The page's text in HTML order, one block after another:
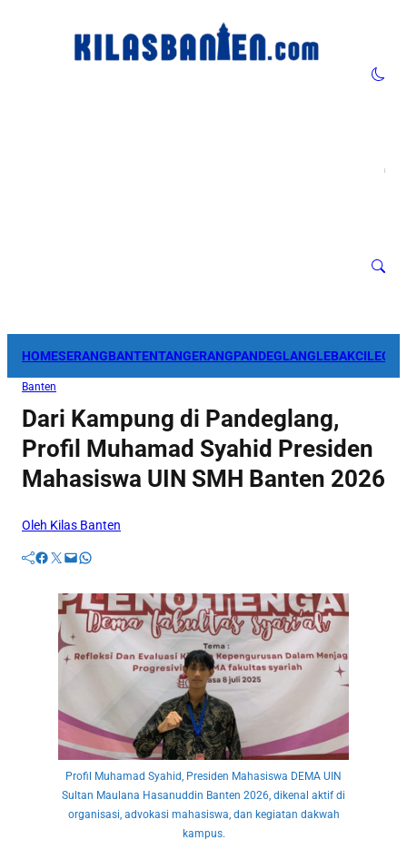
HOMESERANGBANTENTANGERANGPANDEGLANGLEBAK
Banten
Dari Kampung di Pandeglang,
Profil Muhamad Syahid Presiden
Mahasiswa UIN SMH Banten 2026
Oleh Kilas Banten
Facebook Twitter Mail WhatsApp
Profil Muhamad Syahid, Presiden Mahasiswa DEMA UIN
Sultan Maulana Hasanuddin Banten 2026, dikenal aktif di
organisasi, advokasi mahasiswa, dan kegiatan dakwah
kampus.